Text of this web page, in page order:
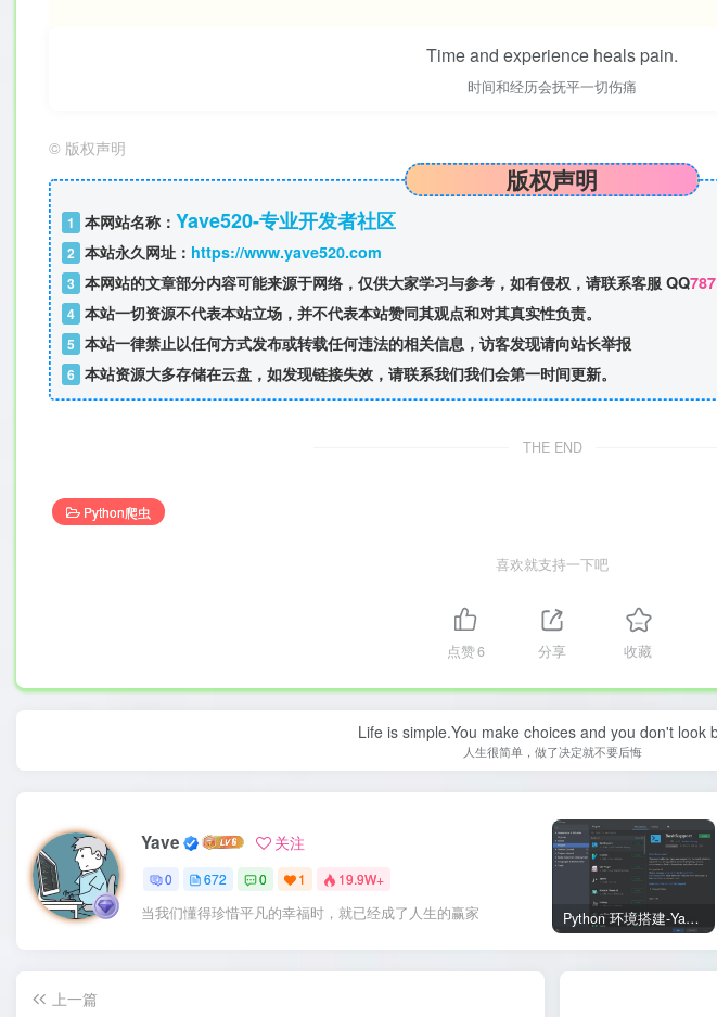
Time and experience heals pain.
时间和经历会抚平一切伤痛
© 版权声明
版权声明
1 本网站名称： Yave520-专业开发者社区
2 本站永久网址： https://www.yave520.com
3 本网站的文章部分内容可能来源于网络，仅供大家学习与参考，如有侵权，请联系客服 QQ
4 本站一切资源不代表本站立场，并不代表本站赞同其观点和对其真实性负责。
5 本站一律禁止以任何方式发布或转载任何违法的相关信息，访客发现请向站长举报
6 本站资源大多存储在云盘，如发现链接失效，请联系我们我们会第一时间更新。
THE END
Python爬虫
喜欢就支持一下吧
点赞6 分享 收藏
Life is simple.You make choices and you don't look
人生很简单，做了决定就不要后悔
Yave 关注
0 672 0 1 19.9W+
当我们懂得珍惜平凡的幸福时，就已经成了人生的赢家 Python 环境搭建-Yave520-专业开发者社区
上一篇